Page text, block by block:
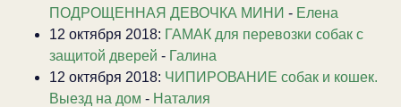
ПОДРОЩЕННАЯ ДЕВОЧКА МИНИ - Елена
12 октября 2018: ГАМАК для перевозки собак с
защитой дверей - Галина
12 октября 2018: ЧИПИРОВАНИЕ собак и кошек.
Выезд на дом - Наталия